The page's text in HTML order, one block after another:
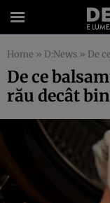
Home » D:News » De ce
De ce
rău decât